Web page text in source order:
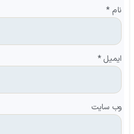
نام *
ایمیل*
وب‌ سایت